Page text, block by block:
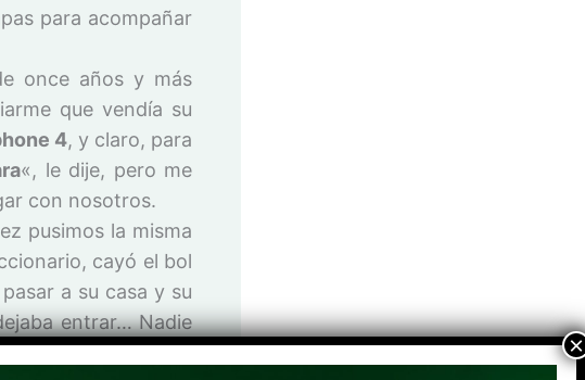
para acompañar
once años y más
que vendía su
4, y claro, para
«, le dije, pero me
con nosotros.
pusimos la misma
cayó el bol
a su casa y su
entrar… Nadie
aceptado de nuevo